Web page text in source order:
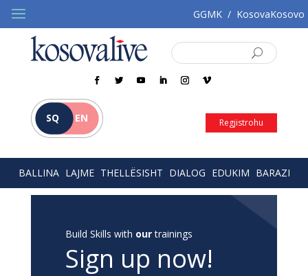
GGMK / KosovaKosovo
SQ EN Regjistrohu
BALLINA LAJME THELLËSISHT DIALOG EDUKIM BARAZI
Build Skills with ourtrainings
Sign up now!